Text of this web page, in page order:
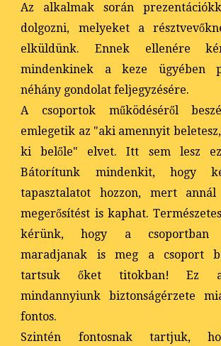
Az alkalmak során
dolgozni, melyeket a
elküldünk. Ennek ellenére
mindenkinek a keze ügyében
néhány gondolat feljegyzésére.
A csoportok működéséről
emlegetik az "aki amennyit
ki belőle" elvet. Itt sem lesz ez
Bátorítunk mindenkit, hogy
tapasztalatot hozzon, mert
megerősítést is kaphat.
kérünk, hogy a csoportban
maradjanak is meg a csoport
tartsuk őket titokban! Ez a
mindannyiunk biztonságérzete
fontos.
Szintén fontosnak tartjuk,